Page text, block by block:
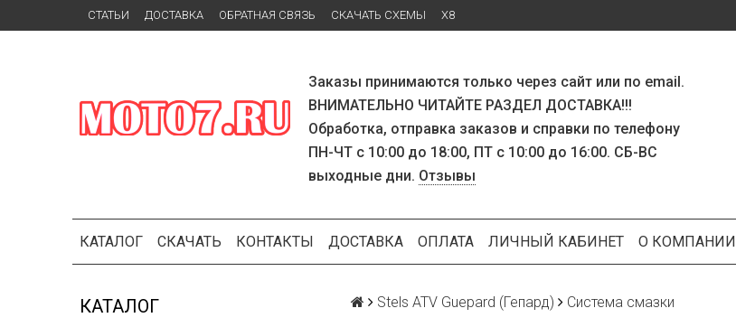
СТАТЬИ ДОСТАВКА ОБРАТНАЯ СВЯЗЬ СКАЧАТЬ СХЕМЫ X8
Заказы принимаются только через сайт или по email.
ВНИМАТЕЛЬНО ЧИТАЙТЕ РАЗДЕЛ ДОСТАВКА!!!
Обработка, отправка заказов и справки по телефону
ПН-ЧТ с 10:00 до 18:00, ПТ с 10:00 до 16:00. СБ-ВС
выходные дни. Отзывы
КАТАЛОГ СКАЧАТЬ КОНТАКТЫ ДОСТАВКА ОПЛАТА ЛИЧНЫЙ КАБИНЕТ О КОМПАНИИ
КАТАЛОГ Stels ATV Guepard (Гепард) Система смазки